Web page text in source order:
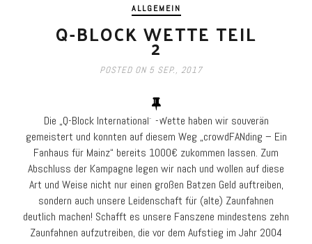
ALLGEMEIN
Q-BLOCK WETTE TEIL
2
POSTED ON 5 SEP., 2017
Die „Q-Block International“ -Wette haben wir souverän
gemeistert und konnten auf diesem Weg „crowdFANding – Ein
Fanhaus für Mainz“ bereits 1000€ zukommen lassen. Zum
Abschluss der Kampagne legen wir nach und wollen auf diese
Art und Weise nicht nur einen großen Batzen Geld auftreiben,
sondern auch unsere Leidenschaft für (alte) Zaunfahnen
deutlich machen! Schafft es unsere Fanszene mindestens zehn
Zaunfahnen aufzutreiben, die vor dem Aufstieg im Jahr 2004